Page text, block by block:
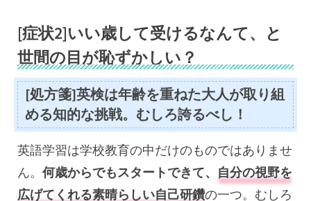
[症状2]いい歳して受けるなんて、と
世間の目が恥ずかしい？
[処方箋]英検は年齢を重ねた大人が取り組
める知的な挑戦。むしろ誇るべし！
英語学習は学校教育の中だけのものではありませ
ん。 何歳からでもスタートできて、 自分の視野を
広げてくれる素晴らしい自己研鑽の一つ。むしろ